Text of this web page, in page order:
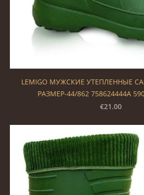
LEMIGO МУЖСКИЕ УТЕПЛЕННЫЕ
РАЗМЕР-44/862 758624444A
€21.00